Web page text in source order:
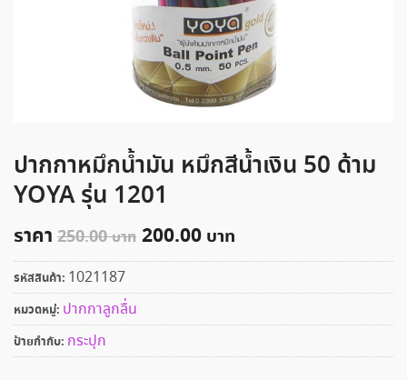
ปากกาหมึกน้ำมัน หมึกสีน้ำเงิน 50 ด้าม
YOYA รุ่น 1201
ราคา 250.00 200.00
รหัสสินค้า: 1021187
หมวดหมู่: ปากกาลูกลื่น
ป้ายกำกับ: กระปุก